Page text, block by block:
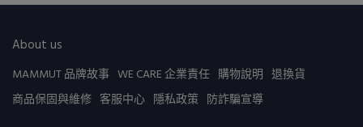
About us
MAMMUT 品牌故事 WE CARE 企業責任 購物說明 退換貨
商品保固與維修 客服中心 隱私政策 防詐騙宣導